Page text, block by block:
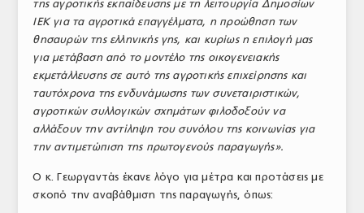
της αγροτικής εκπαίδευσης με τη λειτουργία Δημοσίων
ΙΕΚ για τα αγροτικά επαγγέλματα, η προώθηση των
θησαυρών της ελληνικής γης, και κυρίως η επιλογή μας
για μετάβαση από το μοντέλο της οικογενειακής
εκμετάλλευσης σε αυτό της αγροτικής επιχείρησης και
ταυτόχρονα της ενδυνάμωσης των συνεταιριστικών,
αγροτικών συλλογικών σχημάτων φιλοδοξούν να
αλλάξουν την αντίληψη του συνόλου της κοινωνίας για
την αντιμετώπιση της πρωτογενούς παραγωγής».
Ο κ. Γεωργαντάς έκανε λόγο για μέτρα και προτάσεις με
σκοπό την αναβάθμιση της παραγωγής, όπως: